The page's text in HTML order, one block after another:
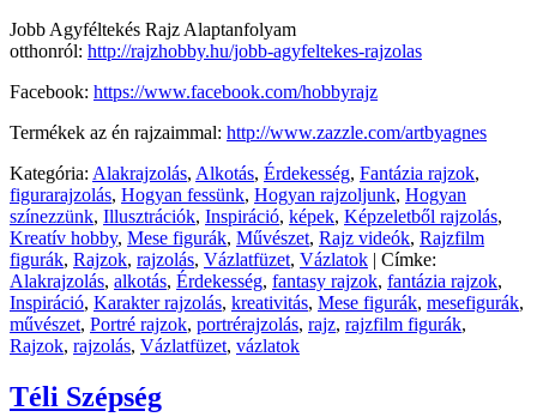
Jobb Agyféltekés Rajz Alaptanfolyam
otthonról: http://rajzhobby.hu/jobb-agyfeltekes-rajzolas
Facebook: https://www.facebook.com/hobbyrajz
Termékek az én rajzaimmal: http://www.zazzle.com/artbyagnes
Kategória: Alakrajzolás, Alkotás, Érdekesség, Fantázia rajzok,
figurarajzolás, Hogyan fessünk, Hogyan rajzoljunk, Hogyan
színezzünk, Illusztrációk, Inspiráció, képek, Képzeletből rajzolás,
Kreatív hobby, Mese figurák, Művészet, Rajz videók, Rajzfilm
figurák, Rajzok, rajzolás, Vázlatfüzet, Vázlatok | Címke:
Alakrajzolás, alkotás, Érdekesség, fantasy rajzok, fantázia rajzok,
Inspiráció, Karakter rajzolás, kreativitás, Mese figurák, mesefigurák,
művészet, Portré rajzok, portrérajzolás, rajz, rajzfilm figurák,
Rajzok, rajzolás, Vázlatfüzet, vázlatok
Téli Szépség